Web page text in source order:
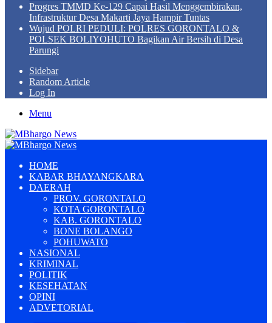
Progres TMMD Ke-129 Capai Hasil Menggembirakan,
Infrastruktur Desa Makarti Jaya Hampir Tuntas
Wujud POLRI PEDULI: POLRES GORONTALO &
POLSEK BOLIYOHUTO Bagikan Air Bersih di Desa
Parungi
Sidebar
Random Article
Log In
Menu
HOME
KABAR BHAYANGKARA
DAERAH
PROV. GORONTALO
KOTA GORONTALO
KAB. GORONTALO
BONE BOLANGO
POHUWATO
NASIONAL
KRIMINAL
POLITIK
KESEHATAN
OPINI
ADVETORIAL